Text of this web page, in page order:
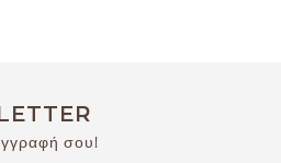
σου!